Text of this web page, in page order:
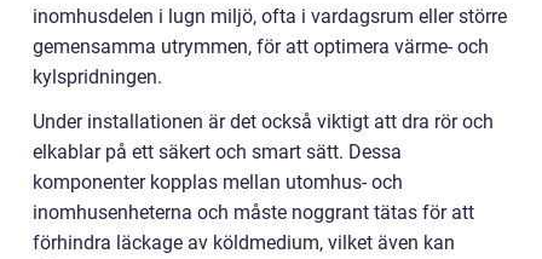
inomhusdelen i lugn miljö, ofta i vardagsrum eller större
gemensamma utrymmen, för att optimera värme- och
kylspridningen.
Under installationen är det också viktigt att dra rör och
elkablar på ett säkert och smart sätt. Dessa
komponenter kopplas mellan utomhus- och
inomhusenheterna och måste noggrant tätas för att
förhindra läckage av köldmedium, vilket även kan